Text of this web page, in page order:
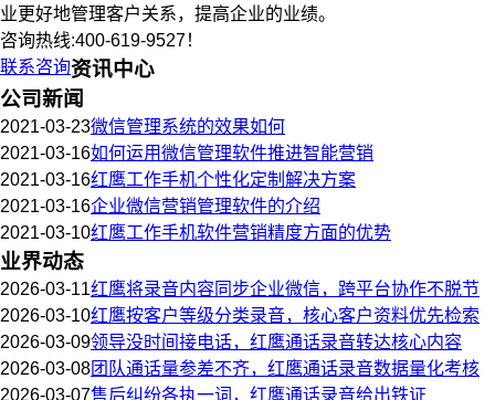
业更好地管理客户关系，提高企业的业绩。
咨询热线:400-619-9527！
联系咨询资讯中心
公司新闻
2021-03-23微信管理系统的效果如何
2021-03-16如何运用微信管理软件推进智能营销
2021-03-16红鹰工作手机个性化定制解决方案
2021-03-16企业微信营销管理软件的介绍
2021-03-10红鹰工作手机软件营销精度方面的优势
业界动态
2026-03-11红鹰将录音内容同步企业微信，跨平台协作不脱节
2026-03-10红鹰按客户等级分类录音，核心客户资料优先检索
2026-03-09领导没时间接电话，红鹰通话录音转达核心内容
2026-03-08团队通话量参差不齐，红鹰通话录音数据量化考核
2026-03-07售后纠纷各执一词，红鹰通话录音给出铁证